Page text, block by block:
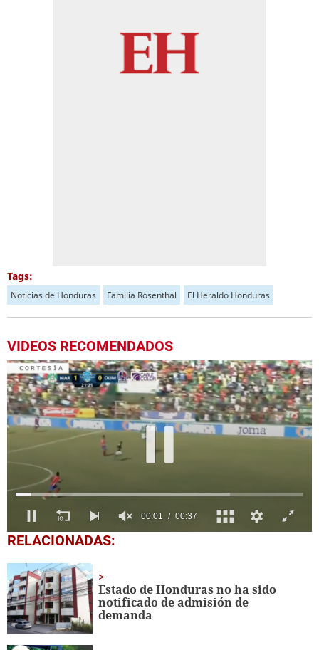
Tags:
Noticias de Honduras Familia Rosenthal El Heraldo Honduras
VIDEOS RECOMENDADOS
0
seconds
seconds
RELACIONADAS:
Estado de Honduras no ha sido
notificado de admisión de
demanda